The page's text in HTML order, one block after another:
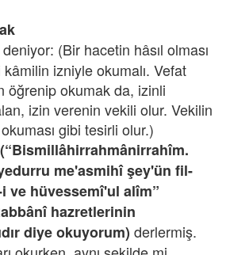
(Bir hacetin hâsıl olması
izniyle okumalı. Vefat
öğrenip okumak da, izinli
izin verenin vekili olur. Vekilin
gibi tesirli olur.)
(“Bismillâhirrahmânirrahîm.
me'asmihî şey'ün fil-
ve hüvessemî'ul alîm”
hazretlerinin
diye okuyorum) derlermiş.